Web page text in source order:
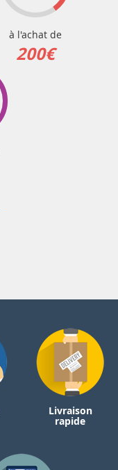
à l'achat de
200€
Livraison
rapide